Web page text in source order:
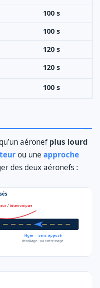
100 s
100 s
120 s
120 s
100 s
aéronefplus lourd
ou une approche
des deux aéronefs :
/ interrompue
léger — sens opposé
décollage · ou atterrissage